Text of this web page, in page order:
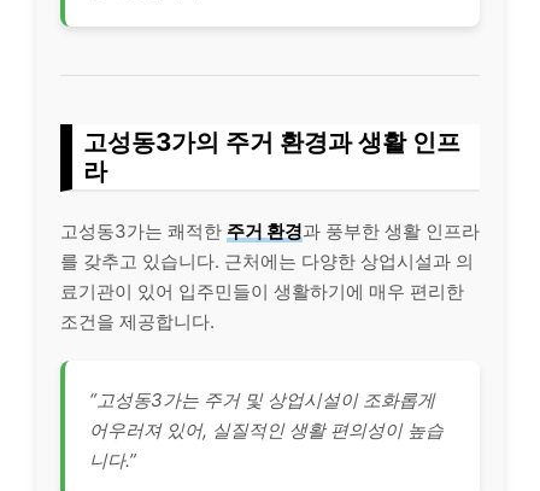
고성동3가의 주거 환경과 생활 인프
라
고성동3가는 쾌적한 주거 환경과 풍부한 생활 인프라
를 갖추고 있습니다. 근처에는 다양한 상업시설과 의
료기관이 있어 입주민들이 생활하기에 매우 편리한
조건을 제공합니다.
“고성동3가는 주거 및 상업시설이 조화롭게
어우러져 있어, 실질적인 생활 편의성이 높습
니다.”